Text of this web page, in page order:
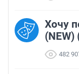
Хочу
(NEW)
482